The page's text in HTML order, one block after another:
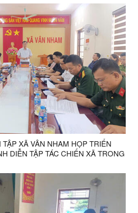
XÃ VÂN NHAM HỌP TRIỂN
DIỄN TẬP TÁC CHIẾN XÃ TRONG